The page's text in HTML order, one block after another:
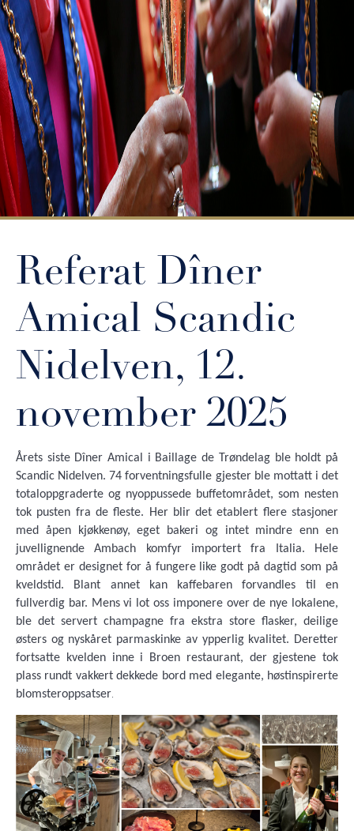
Referat Dîner
Amical Scandic
Nidelven, 12.
november 2025
Årets siste Dîner Amical i Baillage de Trøndelag ble holdt på
Scandic Nidelven. 74 forventningsfulle gjester ble mottatt i det
totaloppgraderte og nyoppussede buffetområdet, som nesten
tok pusten fra de fleste. Her blir det etablert flere stasjoner
med åpen kjøkkenøy, eget bakeri og intet mindre enn en
juvellignende Ambach komfyr importert fra Italia. Hele
området er designet for å fungere like godt på dagtid som på
kveldstid. Blant annet kan kaffebaren forvandles til en
fullverdig bar. Mens vi lot oss imponere over de nye lokalene,
ble det servert champagne fra ekstra store flasker, deilige
østers og nyskåret parmaskinke av ypperlig kvalitet. Deretter
fortsatte kvelden inne i Broen restaurant, der gjestene tok
plass rundt vakkert dekkede bord med elegante, høstinspirerte
blomsteroppsatser.